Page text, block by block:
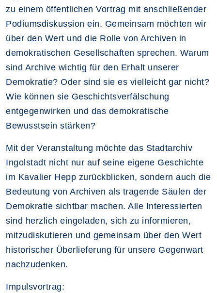
zu einem öffentlichen Vortrag mit anschließender
Podiumsdiskussion ein. Gemeinsam möchten wir
über den Wert und die Rolle von Archiven in
demokratischen Gesellschaften sprechen. Warum
sind Archive wichtig für den Erhalt unserer
Demokratie? Oder sind sie es vielleicht gar nicht?
Wie können sie Geschichtsverfälschung
entgegenwirken und das demokratische
Bewusstsein stärken?
Mit der Veranstaltung möchte das Stadtarchiv
Ingolstadt nicht nur auf seine eigene Geschichte
im Kavalier Hepp zurückblicken, sondern auch die
Bedeutung von Archiven als tragende Säulen der
Demokratie sichtbar machen. Alle Interessierten
sind herzlich eingeladen, sich zu informieren,
mitzudiskutieren und gemeinsam über den Wert
historischer Überlieferung für unsere Gegenwart
nachzudenken.
Impulsvortrag: